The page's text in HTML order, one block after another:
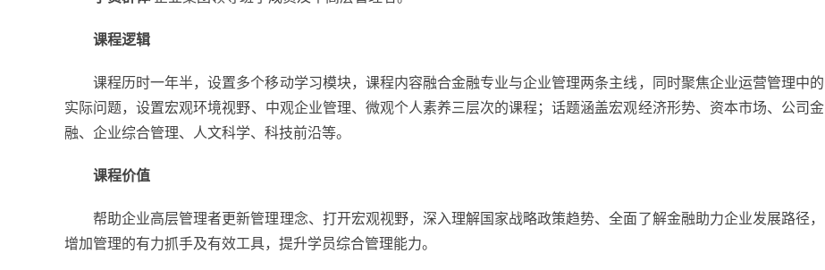
课程逻辑
课程历时一年半，设置多个移动学习模块，课程内容融合金融专业与企业管理两条主线，同时聚焦企业运营管理中的
实际问题，设置宏观环境视野、中观企业管理、微观个人素养三层次的课程；话题涵盖宏观经济形势、资本市场、公司金
融、企业综合管理、人文科学、科技前沿等。
课程价值
帮助企业高层管理者更新管理理念、打开宏观视野，深入理解国家战略政策趋势、全面了解金融助力企业发展路径，
增加管理的有力抓手及有效工具，提升学员综合管理能力。